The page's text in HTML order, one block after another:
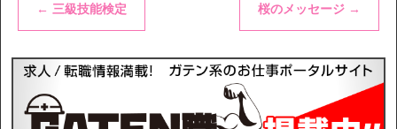
← 三級技能検定 桜のメッセージ →